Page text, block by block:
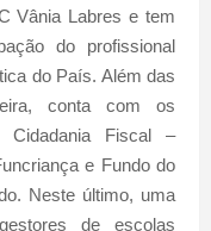
Vânia Labres e tem
do profissional
do País. Além das
conta com os
Cidadania Fiscal –
e Fundo do
Neste último, uma
de escolas